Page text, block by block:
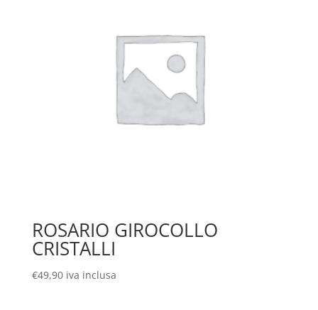
ROSARIO GIROCOLLO
CRISTALLI
€49,90 iva inclusa